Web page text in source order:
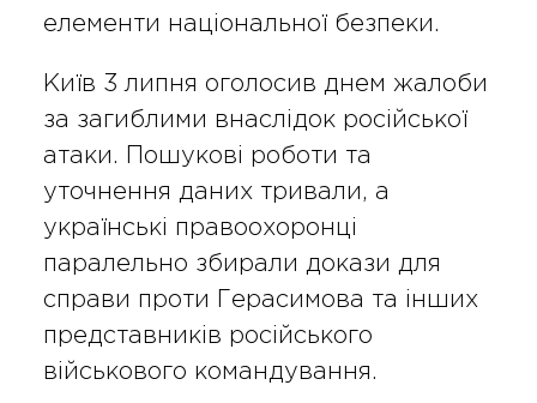
елементи національної безпеки.
Київ 3 липня оголосив днем жалоби
за загиблими внаслідок російської
атаки. Пошукові роботи та
уточнення даних тривали, а
українські правоохоронці
паралельно збирали докази для
справи проти Герасимова та інших
представників російського
військового командування.